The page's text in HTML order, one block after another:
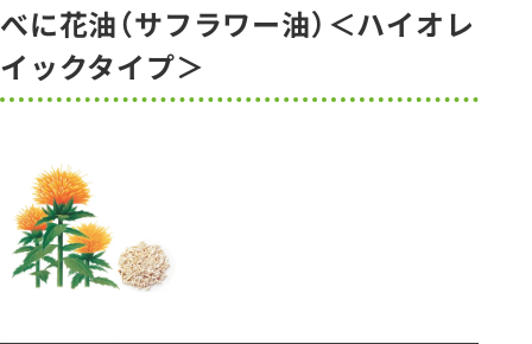
べに花油（サフラワー油）＜ハイオレ
イックタイプ＞